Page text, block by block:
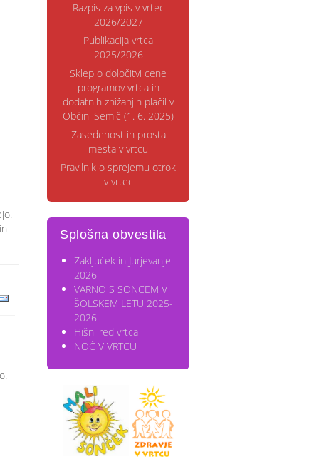
Razpis za vpis v vrtec
2026/2027
Publikacija vrtca
2025/2026
Sklep o določitvi cene
programov vrtca in
dodatnih znižanjih plačil v
Občini Semič (1. 6. 2025)
Zasedenost in prosta
mesta v vrtcu
Pravilnik o sprejemu otrok
v vrtec
Splošna obvestila
Zaključek in Jurjevanje
2026
VARNO S SONCEM V
ŠOLSKEM LETU 2025-
2026
Hišni red vrtca
NOČ V VRTCU